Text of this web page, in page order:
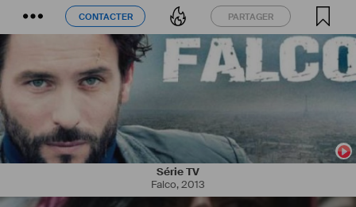
CONTACTER PARTAGER
CONTACTER PARTAGER
Série TV
Falco,2013